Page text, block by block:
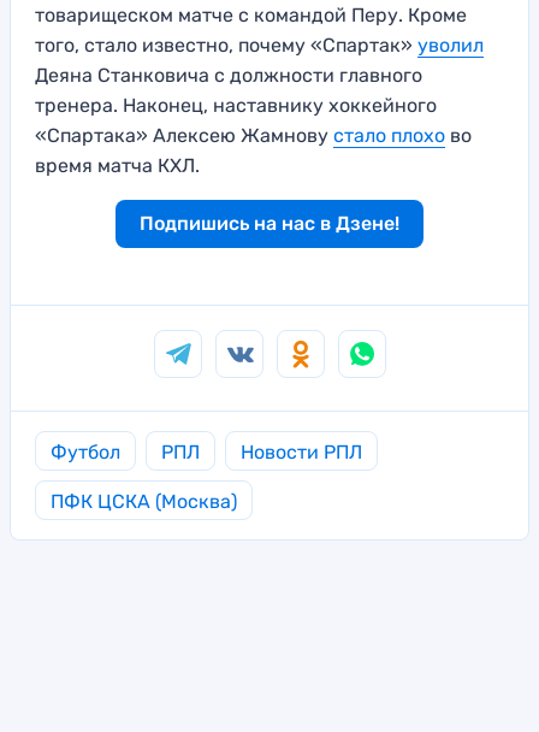
товарищеском матче с командой Перу. Кроме
того, стало известно, почему «Спартак» уволил
Деяна Станковича с должности главного
тренера. Наконец, наставнику хоккейного
«Спартака» Алексею Жамнову стало плохо во
время матча КХЛ.
Подпишись на нас в Дзене!
Футбол РПЛ Новости РПЛ
ПФК ЦСКА (Москва)